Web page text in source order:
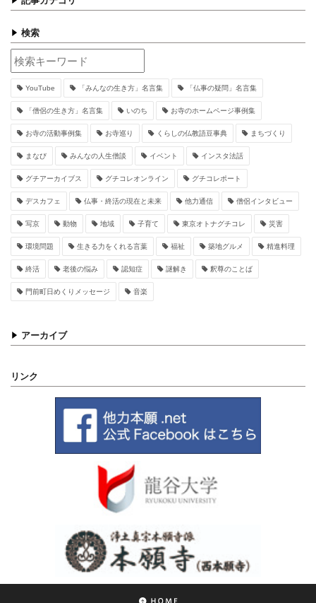
検索
YouTube 「みんなの生き方」名言集 「仏事の疑問」名言集
「僧侶の生き方」名言集 いのち お寺のホームページ事例集
お寺の活動事例集 お寺巡り くらしの仏教語豆事典 まちづくり
まなび みんなの人生僧談 イベント インスタ法話
グチアーカイブス グチコレオンライン グチコレポート
デスカフェ 仏事・終活の現在と未来 他力通信 僧侶インタビュー
写京 動物 地域 子育て 東京オトナグチコレ 災害
環境問題 生きる力をくれる言葉 福祉 築地グルメ 精進料理
終活 老後の悩み 認知症 謎解き 釈尊のことば
門前町日めくりメッセージ 音楽
アーカイブ
リンク